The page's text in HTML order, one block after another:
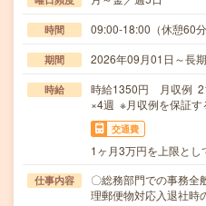
時間 09:00-18:00（休憩60
期間 2026年09月01日～長
時給
時給1350円 月収例
×4週 ※月収例を保証す
交通費
1ヶ月3万円を上限とし
仕事内容
〇総務部門での事務全
理郵便物対応入退社